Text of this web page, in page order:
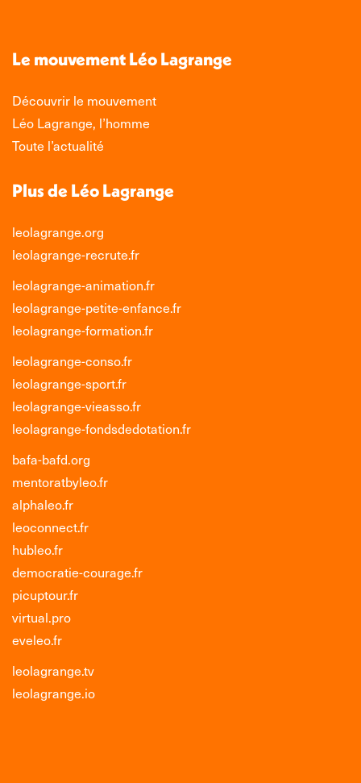
s'ouvre
une
nouvelle
fenêtre
s'ouvre
une
fenêtre
s'ouvre
une
nouvelle
fenêtre
s'ouvre
une
nouvelle
fenêtre
Le mouvement Léo Lagrange
Découvrir le mouvement
Léo Lagrange, l’homme
Toute l’actualité
Plus de Léo Lagrange
leolagrange.org
leolagrange-recrute.fr
leolagrange-animation.fr
leolagrange-petite-enfance.fr
leolagrange-formation.fr
leolagrange-conso.fr
leolagrange-sport.fr
leolagrange-vieasso.fr
leolagrange-fondsdedotation.fr
bafa-bafd.org
mentoratbyleo.fr
alphaleo.fr
leoconnect.fr
hubleo.fr
democratie-courage.fr
picuptour.fr
virtual.pro
eveleo.fr
leolagrange.tv
leolagrange.io